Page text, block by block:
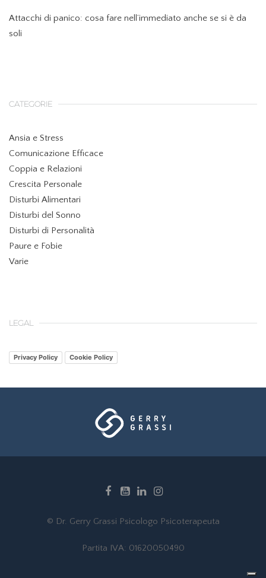
Attacchi di panico: cosa fare nell’immediato anche se si è da
soli
CATEGORIE
Ansia e Stress
Comunicazione Efficace
Coppia e Relazioni
Crescita Personale
Disturbi Alimentari
Disturbi del Sonno
Disturbi di Personalità
Paure e Fobie
Varie
LEGAL
Privacy Policy Cookie Policy
© Dr. Gerry Grassi Psicologo Psicoterapeuta
Partita IVA: 01620050490